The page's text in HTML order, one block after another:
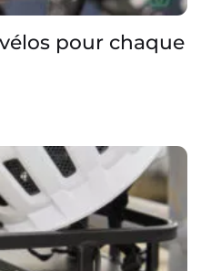
pour chaque